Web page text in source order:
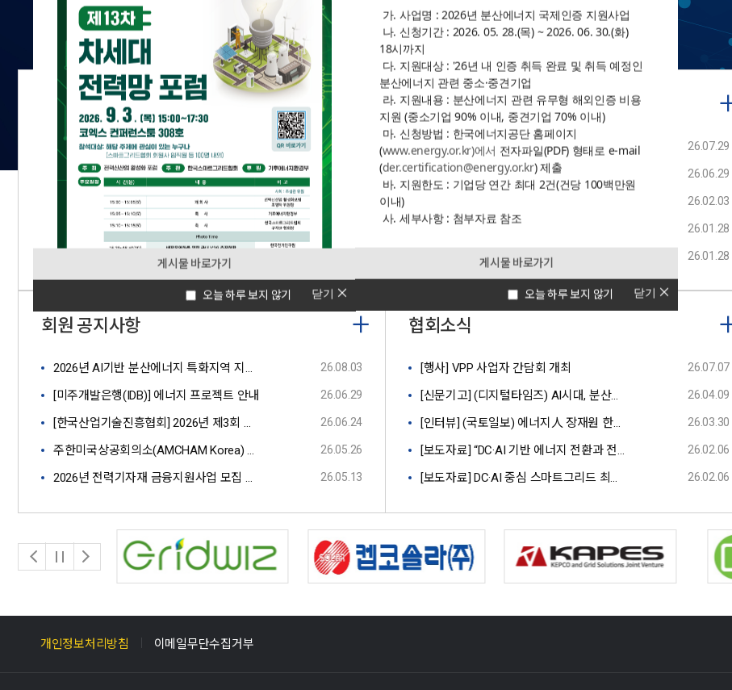
안녕하십니까, 한국스마트그리드협회입니다.
협회 회원사의 권익증진과 정부와 산업계 간의
활발한 기술 정책 교류의 장을 마련하고자,
제13차 차세대전력망포럼을 개최할 예정이오니,
많은 관심 부탁드립니다.
가. 행사명 : 제13차 차세대전력망포럼
컨퍼런스룸 308호
다. 참석 대상 :
본 주제에 대하여 관심이 있는
게시물 바로가기
오늘 하루 보지 않기 닫기
가. 사업명 : 2026년 분산에너지 국제인증 지원사업
나. 신청기간 : 2026. 05. 28.(목) ~ 2026. 06. 30.(화)
18시까지
다. 지원대상 : '26년 내 인증 취득 완료 및 취득 예정인
분산에너지 관련 중소·중견기업
라. 지원내용 : 분산에너지 관련 유무형 해외인증 비용
지원 (중소기업 90% 이내, 중견기업 70% 이내)
마. 신청방법 : 한국에너지공단 홈페이지
(www.energy.or.kr)에서 전자파일(PDF) 형태로 e-mail
(der.certification@energy.or.kr) 제출
바. 지원한도 : 기업당 연간 최대 2건(건당 100백만원
이내)
사. 세부사항 : 첨부자료 참조
분산에너지 분야 기업의 많은 관심과 참여
[첨부] 2026년 분산에너지 국제인증 지원사업.zip
게시물 바로가기
오늘 하루 보지 않기 닫기
공지사항
[한국전력] ESS(5MWh) 운영모델 공동실증 참여 사업자 모집 26.07.29
[대한전기산업연합회] 전력기자재 수출 지원사업 안내 26.07.29
중소벤처 협력 R&D 집중공모 기간 운영 안내(~8.14.)
제36차 한국스마트그리드협회 표준 제정 4종 및 확인 6종 결과 안내
분산형전원 연계 기술기준 개정 공청회 개최 안내
행사안내
제13차 차세대전력망포럼 개최 안내 26.07.29
한국 기업과의 파트너쉽을 희망하는 EU 기업 26.06.29
26.02.03
제17회 한국스마트그리드협회 정기총회 개최 안내 26.01.28
“DC로 연결하고, AI로 제어하는 미래에너지” ‘코리아 스마트그리드 엑스포(2026 2월 4~6일) 26.01.28
회원 공지사항
2026년 AI기반 분산에너지 특화지역 지원사업 수정 공고 26.08.03
[미주개발은행(IDB)] 에너지 프로젝트 안내 26.06.29
[한국산업기술진흥협회] 2026년 제3회 신기술(NET)지정 신청안내 26.06.24
주한미국상공회의소(AMCHAM Korea) 행사 안내 및 레귤러 멤버십 특별 혜택 26.05.26
2026년 전력기자재 금융지원사업 모집 공고 26.05.13
협회소식
[행사] VPP 사업자 간담회 개최 26.07.07
[신문기고] (디지털타임즈) AI시대, 분산형 전력망이 국가경쟁력이다 26.04.09
[인터뷰] (국토일보) 에너지人 장재원 한국스마트그리드협회 상근부회장 26.03.30
[보도자료] “DC·AI 기반 에너지 전환과 전력 산업의 미래 혁신 입증” ‘코리아 스마트그리드 엑스포2026’성 26.02.06
[보도자료] DC·AI 중심 스마트그리드 최신 기술 총집결 ‘코리아 스마트그리드 엑스포2026’ 2월 4일 개막 26.02.06
개인정보처리방침 이메일무단수집거부